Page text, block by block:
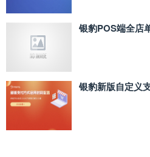
银豹POS端全店
银豹新版自定义